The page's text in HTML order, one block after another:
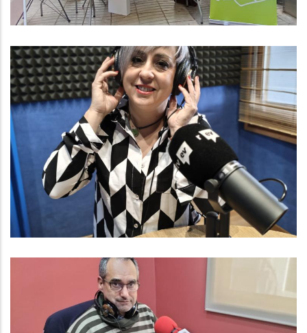
Baix Penedès Al Dia Amb Núria
González, Gerent Del Consell
Comarcal
Altres ,Medi , P. econòmica Turisme
Baix Penedès Al Dia Amb Francesc
Caralt, Responsable Del